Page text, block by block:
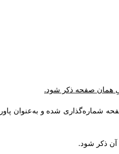
همان صفحه ذکر شود.
شماره‌گذاری شده و به‌عنوان
آن ذکر شود.